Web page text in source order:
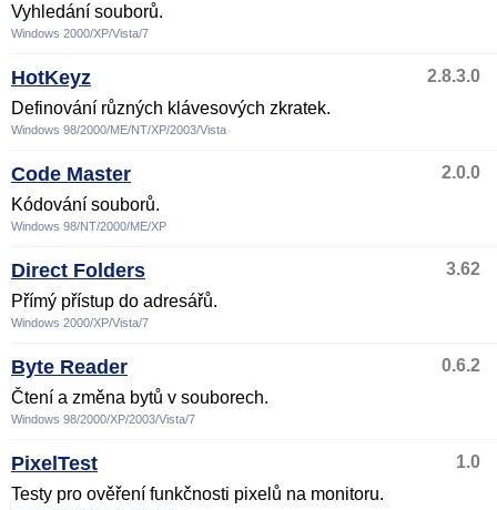
Vyhledání souborů.
Windows 2000/XP/Vista/7
HotKeyz
2.8.3.0
Definování různých klávesových zkratek.
Windows 98/2000/ME/NT/XP/2003/Vista
Code Master
2.0.0
Kódování souborů.
Windows 98/NT/2000/ME/XP
Direct Folders
3.62
Přímý přístup do adresářů.
Windows 2000/XP/Vista/7
Byte Reader
0.6.2
Čtení a změna bytů v souborech.
Windows 98/2000/XP/2003/Vista/7
PixelTest
1.0
Testy pro ověření funkčnosti pixelů na monitoru.